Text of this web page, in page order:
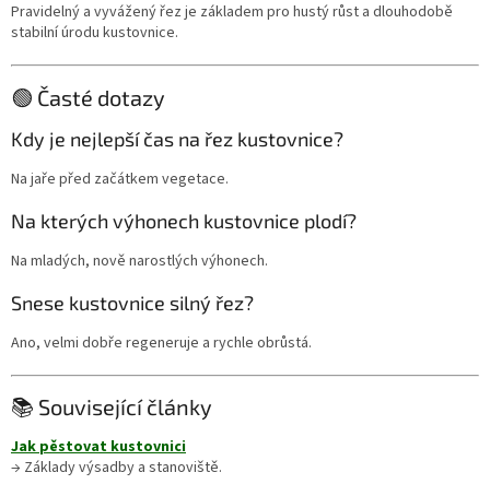
Pravidelný a vyvážený řez je základem pro hustý růst a dlouhodobě
stabilní úrodu kustovnice.
🟢 Časté dotazy
Kdy je nejlepší čas na řez kustovnice?
Na jaře před začátkem vegetace.
Na kterých výhonech kustovnice plodí?
Na mladých, nově narostlých výhonech.
Snese kustovnice silný řez?
Ano, velmi dobře regeneruje a rychle obrůstá.
📚 Související články
Jak pěstovat kustovnici
→ Základy výsadby a stanoviště.